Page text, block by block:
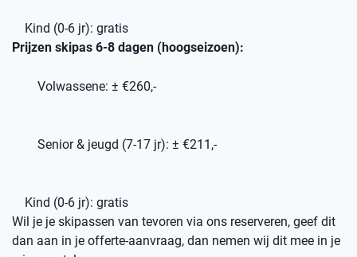
Kind (0-6 jr): gratis
Prijzen skipas 6-8 dagen (hoogseizoen):
Volwassene: ± €260,-
Senior & jeugd (7-17 jr): ± €211,-
Kind (0-6 jr): gratis
Wil je je skipassen van tevoren via ons reserveren, geef dit
dan aan in je offerte-aanvraag, dan nemen wij dit mee in je